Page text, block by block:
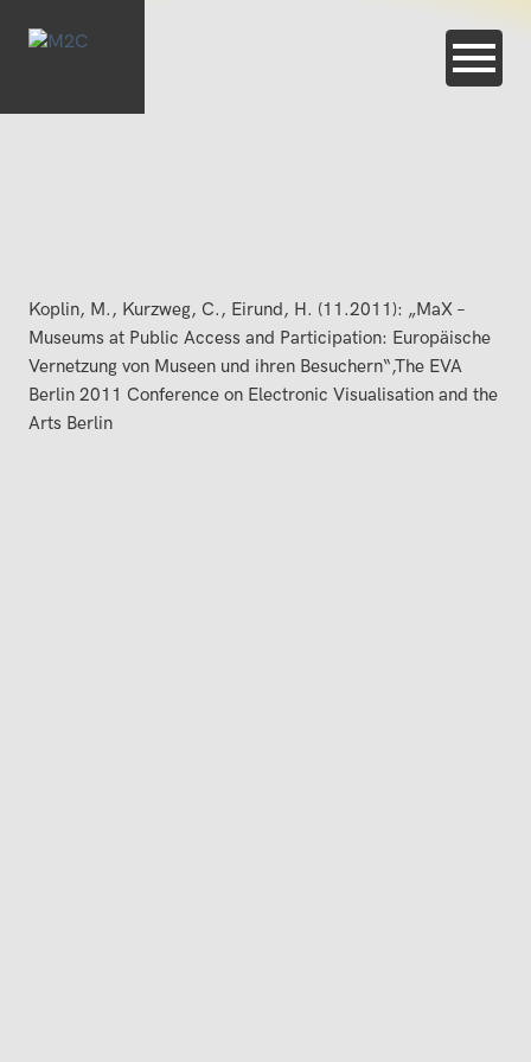
Koplin, M., Kurzweg, C., Eirund, H. (11.2011): „MaX –
Museums at Public Access and Participation: Europäische
Vernetzung von Museen und ihren Besuchern“,The EVA
Berlin 2011 Conference on Electronic Visualisation and the
Arts Berlin